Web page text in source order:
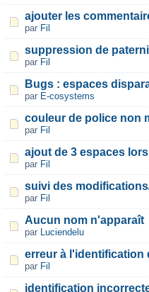
ajouter les
par Fil
suppression de
par Fil
Bugs : espaces
par E-cosystems
couleur de police non
par Fil
ajout de 3 espaces
par Fil
suivi des
par Fil
Aucun nom n'apparaît
par Luciendelu
erreur à l'identification
par Fil
identification